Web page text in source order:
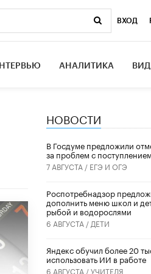
ВХОД
АНАЛИТИКА
НОВОСТИ
В Госдуме предложили
за проблем с
7 АВГУСТА / ЕГЭ И ОГЭ
Роспотребнадзор
дополнить меню школ и
рыбой и водорослями
6 АВГУСТА / ДЕТИ
​Яндекс обучил более 20
использовать ИИ в работе
6 АВГУСТА /УЧИТЕЛЯ